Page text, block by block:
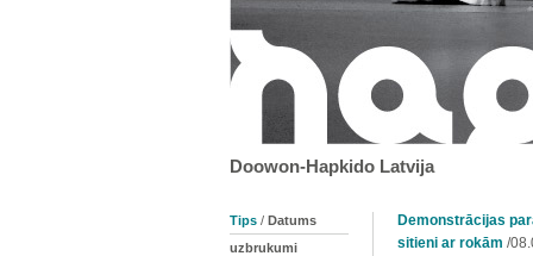
Doowon-Hapkido Latvija
Tips / Datums
uzbrukumi
Demonstrācijas
sitieni ar rokām /